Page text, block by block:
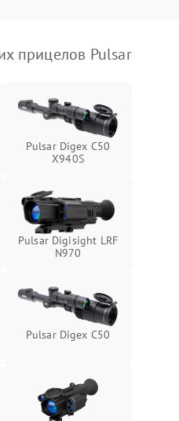
прицелов Pulsar
Pulsar Digex C50
X940S
Pulsar Digisight LRF
N970
Pulsar Digex C50